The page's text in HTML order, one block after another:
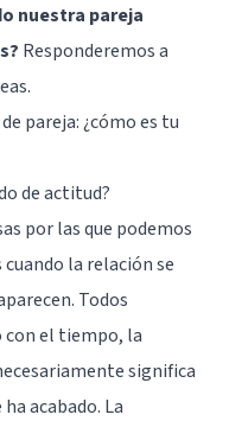
nuestra pareja
Responderemos a
pareja: ¿cómo es tu
de actitud?
por las que podemos
la relación se
Todos
con el tiempo, la
significa
acabado. La